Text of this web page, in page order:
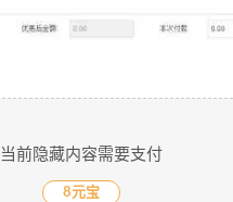
当前隐藏内容需要支付
8元宝